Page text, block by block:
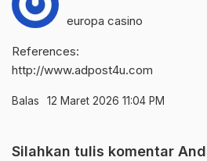
europa casino
References:
http://www.adpost4u.com
Balas 12 Maret 2026 11:04 PM
Silahkan tulis komentar